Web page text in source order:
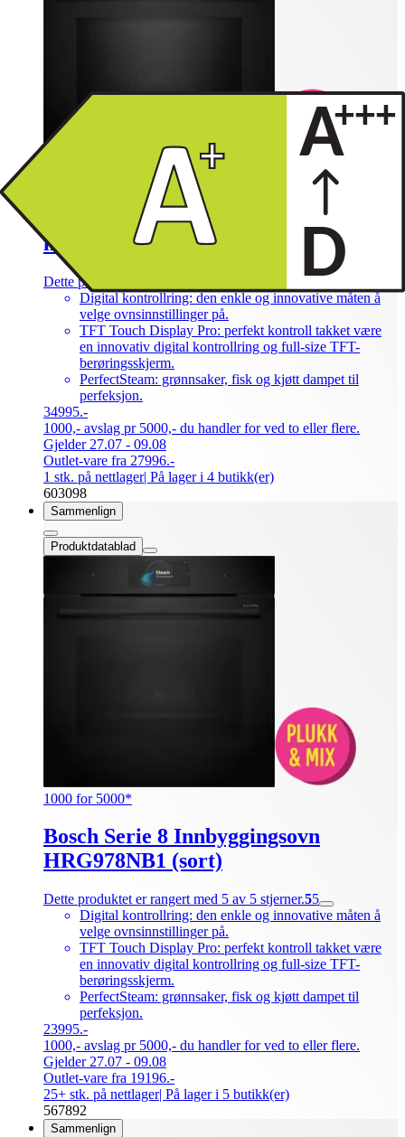
Bosch Serie 8 Innbyggingsovn med
mikro HNG978QB (sort)
Dette produktet er ikke rangert enda.
Digital kontrollring: den enkle og innovative måten å
velge ovnsinnstillinger på.
TFT Touch Display Pro: perfekt kontroll takket være
en innovativ digital kontrollring og full-size TFT-
berøringsskjerm.
PerfectSteam: grønnsaker, fisk og kjøtt dampet til
perfeksjon.
34995.-
1000,- avslag pr 5000,- du handler for ved to eller flere.
Gjelder 27.07 - 09.08
Outlet-vare fra 27996.-
1 stk. på nettlager| På lager i 4 butikk(er)
603098
Sammenlign
Produktdatablad
1000 for 5000*
Bosch Serie 8 Innbyggingsovn
HRG978NB1 (sort)
Dette produktet er rangert med 5 av 5 stjerner.55
Digital kontrollring: den enkle og innovative måten å
velge ovnsinnstillinger på.
TFT Touch Display Pro: perfekt kontroll takket være
en innovativ digital kontrollring og full-size TFT-
berøringsskjerm.
PerfectSteam: grønnsaker, fisk og kjøtt dampet til
perfeksjon.
23995.-
1000,- avslag pr 5000,- du handler for ved to eller flere.
Gjelder 27.07 - 09.08
Outlet-vare fra 19196.-
25+ stk. på nettlager| På lager i 5 butikk(er)
567892
Sammenlign